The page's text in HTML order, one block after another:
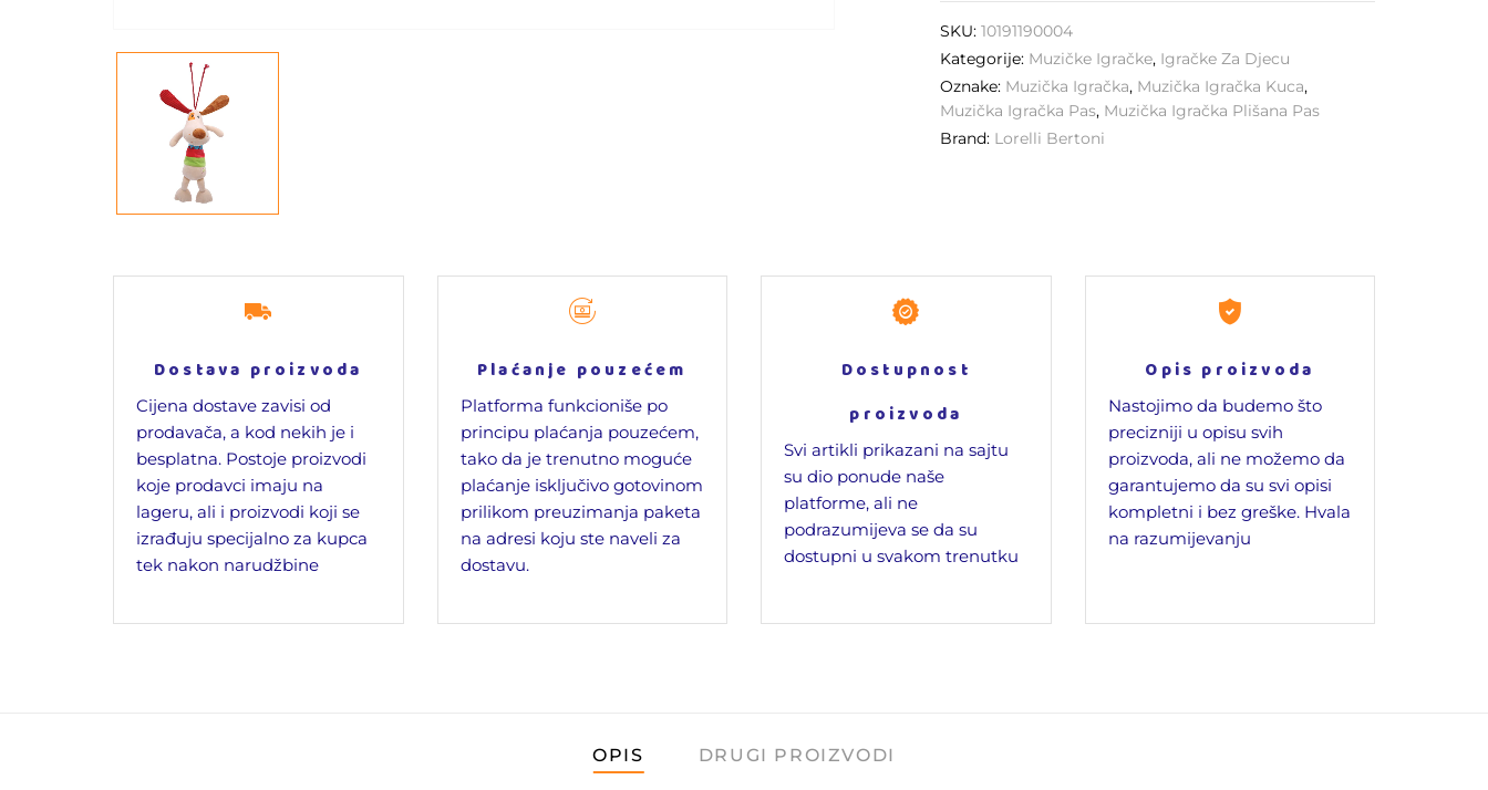
SKU:10191190004
Kategorije: Muzičke Igračke, Igračke Za Djecu
Oznake: Muzička Igračka, Muzička Igračka Kuca,
Muzička Igračka Pas, Muzička Igračka Plišana Pas
Brand: Lorelli Bertoni
Dostava proizvoda
Cijena dostave zavisi od
prodavača, a kod nekih je i
besplatna. Postoje proizvodi
koje prodavci imaju na
lageru, ali i proizvodi koji se
izrađuju specijalno za kupca
tek nakon narudžbine
Plaćanje pouzećem
Platforma funkcioniše po
principu plaćanja pouzećem,
tako da je trenutno moguće
plaćanje isključivo gotovinom
prilikom preuzimanja paketa
na adresi koju ste naveli za
dostavu.
Dostupnost
proizvoda
Svi artikli prikazani na sajtu
su dio ponude naše
platforme, ali ne
podrazumijeva se da su
dostupni u svakom trenutku
Opis proizvoda
Nastojimo da budemo što
precizniji u opisu svih
proizvoda, ali ne možemo da
garantujemo da su svi opisi
kompletni i bez greške. Hvala
na razumijevanju
OPIS DRUGI PROIZVODI